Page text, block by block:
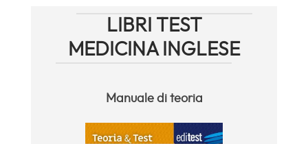
LIBRI TEST
MEDICINA INGLESE
Manuale di teoria